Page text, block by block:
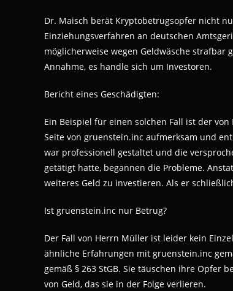
Dr. Maisch berät Kryptobetrugsopfer nicht
Einziehungsverfahren an deutschen
möglicherweise wegen Geldwäsche
Annahme, es handle sich um Investoren.
Bericht eines Geschädigten:
Ein Beispiel für einen solchen Fall ist der
Seite von gruenstein.inc aufmerksam und
war professionell gestaltet und die
getätigt hatte, begannen die Probleme.
weiteres Geld zu investieren. Als er
Ist gruenstein.inc nur Betrug?
Der Fall von Herrn Müller ist leider kein
ähnliche Erfahrungen mit gruenstein.inc
gemäß § 263 StGB. Sie täuschen ihre Opfer
von Geld, das sie in der Folge verlieren.